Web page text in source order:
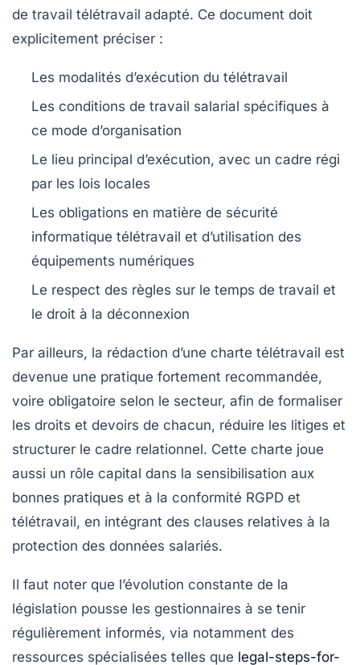
de travail télétravail adapté. Ce document doit
explicitement préciser :
Les modalités d’exécution du télétravail
Les conditions de travail salarial spécifiques à
ce mode d’organisation
Le lieu principal d’exécution, avec un cadre régi
par les lois locales
Les obligations en matière de sécurité
informatique télétravail et d’utilisation des
équipements numériques
Le respect des règles sur le temps de travail et
le droit à la déconnexion
Par ailleurs, la rédaction d’une charte télétravail est
devenue une pratique fortement recommandée,
voire obligatoire selon le secteur, afin de formaliser
les droits et devoirs de chacun, réduire les litiges et
structurer le cadre relationnel. Cette charte joue
aussi un rôle capital dans la sensibilisation aux
bonnes pratiques et à la conformité RGPD et
télétravail, en intégrant des clauses relatives à la
protection des données salariés.
Il faut noter que l’évolution constante de la
législation pousse les gestionnaires à se tenir
régulièrement informés, via notamment des
ressources spécialisées telles que legal-steps-for-